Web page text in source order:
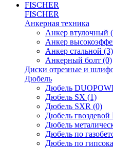
FISCHER
FISCHER
Анкерная техника
Анкер втулочный
Анкер
Анкер стальной (3)
Анкерный болт (0)
Диски отрезные и
Дюбель
Дюбель
Дюбель SX (1)
Дюбель SXR (0)
Дюбель гвоздевой
Дюбель
Дюбель по
Дюбель по